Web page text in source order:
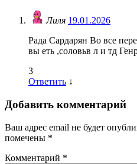
Лиля 19.01.2026
Рада Сардарян Во все
вы еть ,соловьв л и тд
3
Ответить ↓
Добавить комментарий
Ваш адрес email не будет
помечены *
Комментарий *